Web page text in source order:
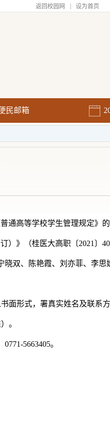
返回校园网 设为首页
民邮箱
通高等学校学生管理规定》
）》（桂医大高职〔2021〕
晓双、陈艳霞、刘亦菲、李思
面形式，署真实姓名及联系
。
5663405。